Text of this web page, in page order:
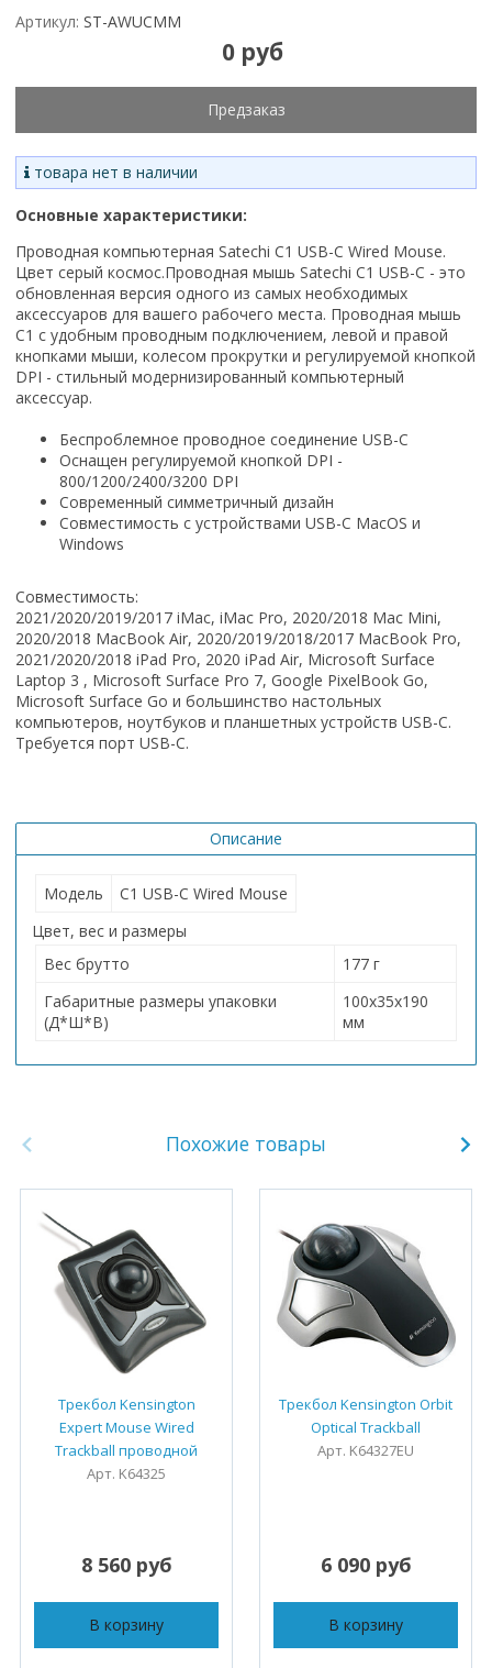
Артикул: ST-AWUCMM
0 руб
Предзаказ
товара нет в наличии
Основные характеристики:
Проводная компьютерная Satechi C1 USB-C Wired Mouse.
Цвет серый космос.Проводная мышь Satechi C1 USB-C - это
обновленная версия одного из самых необходимых
аксессуаров для вашего рабочего места. Проводная мышь
C1 с удобным проводным подключением, левой и правой
кнопками мыши, колесом прокрутки и регулируемой кнопкой
DPI - стильный модернизированный компьютерный
аксессуар.
Беспроблемное проводное соединение USB-C
Оснащен регулируемой кнопкой DPI -
800/1200/2400/3200 DPI
Современный симметричный дизайн
Совместимость с устройствами USB-C MacOS и
Windows
Совместимость:
2021/2020/2019/2017 iMac, iMac Pro, 2020/2018 Mac Mini,
2020/2018 MacBook Air, 2020/2019/2018/2017 MacBook Pro,
2021/2020/2018 iPad Pro, 2020 iPad Air, Microsoft Surface
Laptop 3 , Microsoft Surface Pro 7, Google PixelBook Go,
Microsoft Surface Go и большинство настольных
компьютеров, ноутбуков и планшетных устройств USB-C.
Требуется порт USB-C.
Описание
Модель
C1 USB-C Wired Mouse
Цвет, вес и размеры
Вес брутто
177 г
Габаритные размеры упаковки
(Д*Ш*В)
100х35х190
мм
Похожие товары
Трекбол Kensington
Expert Mouse Wired
Trackball проводной
Арт. K64325
8 560 руб
В корзину
Трекбол Kensington Orbit
Optical Trackball
Арт. K64327EU
6 090 руб
В корзину